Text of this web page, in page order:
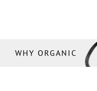
WHY ORGANIC